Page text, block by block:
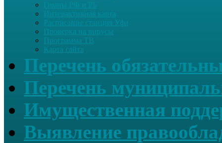
Гимны РФ и РБ
Интерактивная карта
Расписание станция Уфа
Проверка на вирусы
Программа ТВ
Карта сайта
Перечень
Перечень
Имущественная
Выявление